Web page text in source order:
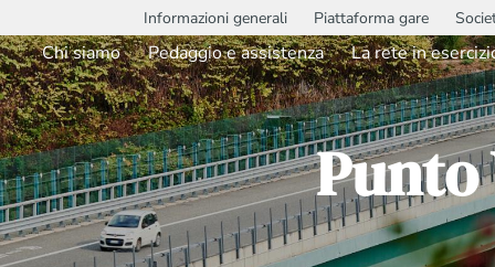
Informazioni generali Piattaforma gare
Chi siamo Pedaggio e assistenza La rete in
Punto